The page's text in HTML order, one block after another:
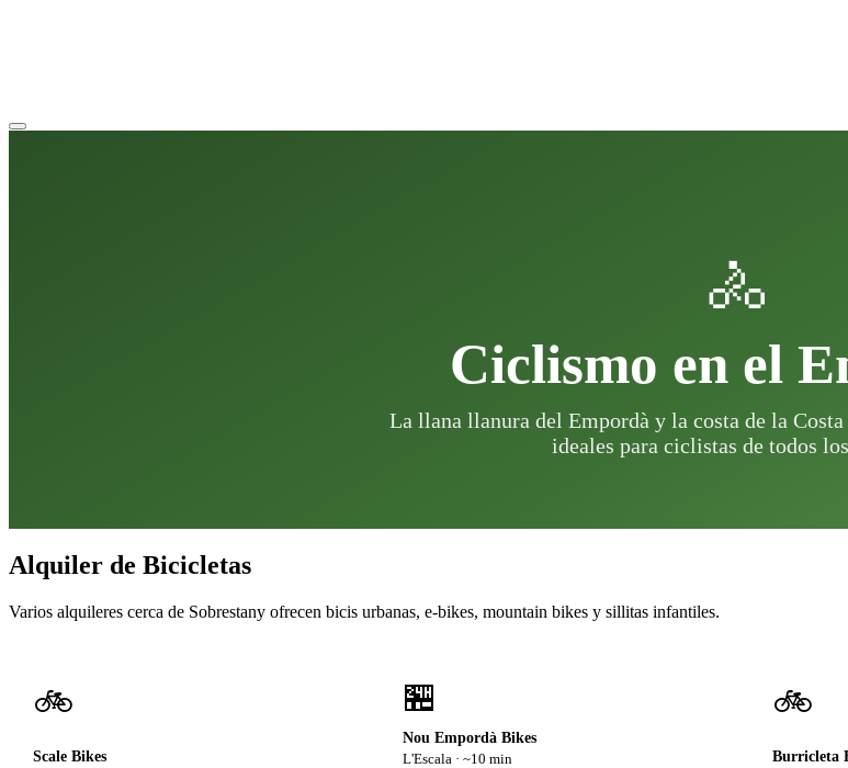
🚴
Ciclismo en el
La llana llanura del Empordà y la costa de la
ideales para ciclistas de todos
Alquiler de Bicicletas
Varios alquileres cerca de Sobrestany ofrecen bicis urbanas, e-bikes, mountain bikes y sillitas infantiles.
🚲
Scale Bikes
🏪
Nou Empordà Bikes
L'Escala · ~10 min
🚲
Burricleta